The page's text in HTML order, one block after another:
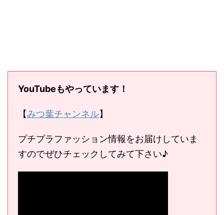
YouTubeもやっています！
【みつ葉チャンネル】
プチプラファッション情報をお届けしていま
すのでぜひチェックしてみて下さい♪